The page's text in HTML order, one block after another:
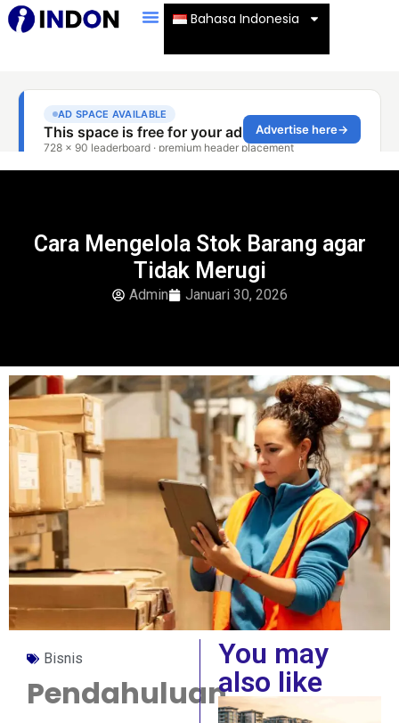
Bahasa Indonesia
Cara Mengelola Stok Barang agar
Tidak Merugi
Admin Januari 30, 2026
Bisnis
Pendahuluan
You may
also like